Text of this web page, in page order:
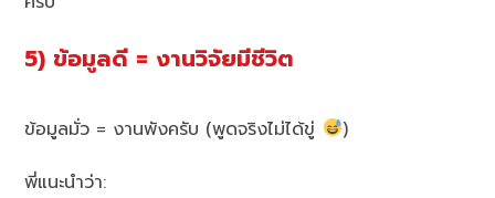
5) ข้อมูลดี = งานวิจัยมีชีวิต
ข้อมูลมั่ว = งานพังครับ (พูดจริงไม่ได้ขู่
)
พี่แนะนำว่า: